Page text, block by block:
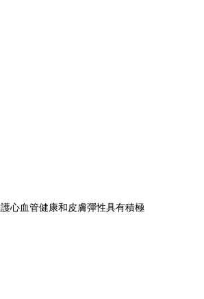
心血管健康和皮膚彈性具有積極